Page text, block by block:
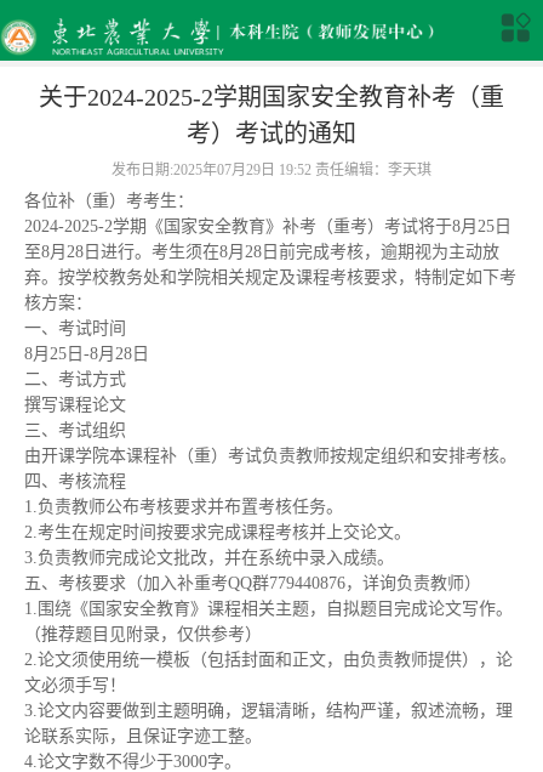
关于2024-2025-2学期国家安全教育补考（重
考）考试的通知
发布日期:2025年07月29日 19:52 责任编辑：李天琪
各位补（重）考考生：
2024-2025-2学期《国家安全教育》补考（重考）考试将于8月25日
至8月28日进行。考生须在8月28日前完成考核，逾期视为主动放
弃。按学校教务处和学院相关规定及课程考核要求，特制定如下考
核方案：
一、考试时间
8月25日-8月28日
二、考试方式
撰写课程论文
三、考试组织
由开课学院本课程补（重）考试负责教师按规定组织和安排考核。
四、考核流程
1.负责教师公布考核要求并布置考核任务。
2.考生在规定时间按要求完成课程考核并上交论文。
3.负责教师完成论文批改，并在系统中录入成绩。
五、考核要求（加入补重考QQ群779440876，详询负责教师）
1.围绕《国家安全教育》课程相关主题，自拟题目完成论文写作。
（推荐题目见附录，仅供参考）
2.论文须使用统一模板（包括封面和正文，由负责教师提供），论
文必须手写！
3.论文内容要做到主题明确，逻辑清晰，结构严谨，叙述流畅，理
论联系实际，且保证字迹工整。
4.论文字数不得少于3000字。